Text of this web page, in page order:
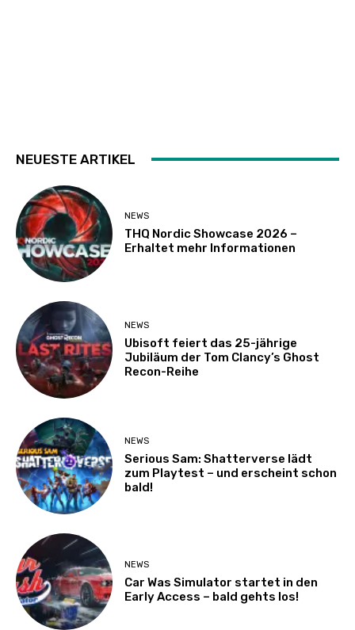
NEUESTE ARTIKEL
NEWS
THQ Nordic Showcase 2026 –
Erhaltet mehr Informationen
NEWS
Ubisoft feiert das 25-jährige
Jubiläum der Tom Clancy’s Ghost
Recon-Reihe
NEWS
Serious Sam: Shatterverse lädt
zum Playtest – und erscheint schon
bald!
NEWS
Car Was Simulator startet in den
Early Access – bald gehts los!